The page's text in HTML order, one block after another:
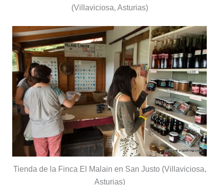
(Villaviciosa, Asturias)
Tienda de la Finca El Malain en San Justo (Villaviciosa,
Asturias)